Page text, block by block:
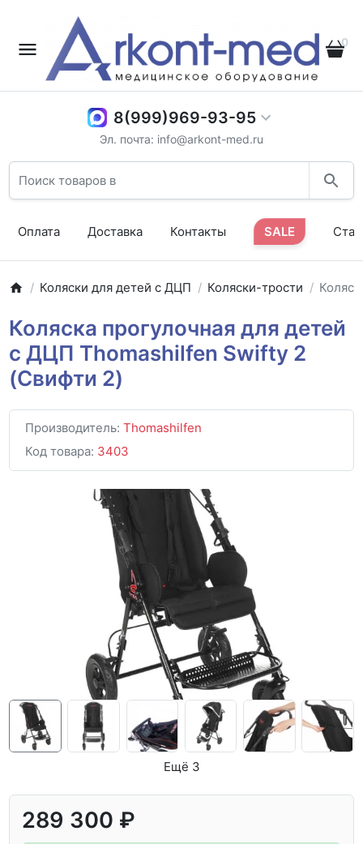
0
8(999)969-93-95
Эл. почта: info@arkont-med.ru
Оплата Доставка Контакты SALE
Коляски для детей с ДЦП Коляски-трости
Коляска прогулочная для детей
с ДЦП Thomashilfen Swifty 2
(Свифти 2)
Производитель: Thomashilfen
Код товара: 3403
Ещё 3
289 300 ₽